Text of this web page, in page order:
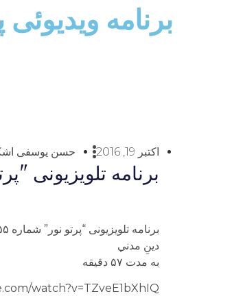
برنامه
اکتبر 19, 2016 حسن یوسفی
برنامه تلويزيونى "پرتو نور" شماره
برنامه تلويزيونى “پرتو نور” شماره ۱۲۵۵
دينِ مدني
به مدت ۵۷ دقيقه
watch?v=TZveE1bXhIQ